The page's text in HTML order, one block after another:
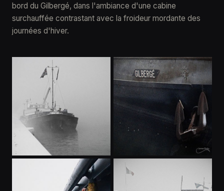
bord du Gilbergé, dans l'ambiance d'une cabine
surchauffée contrastant avec la froideur mordante des
journées d'hiver.